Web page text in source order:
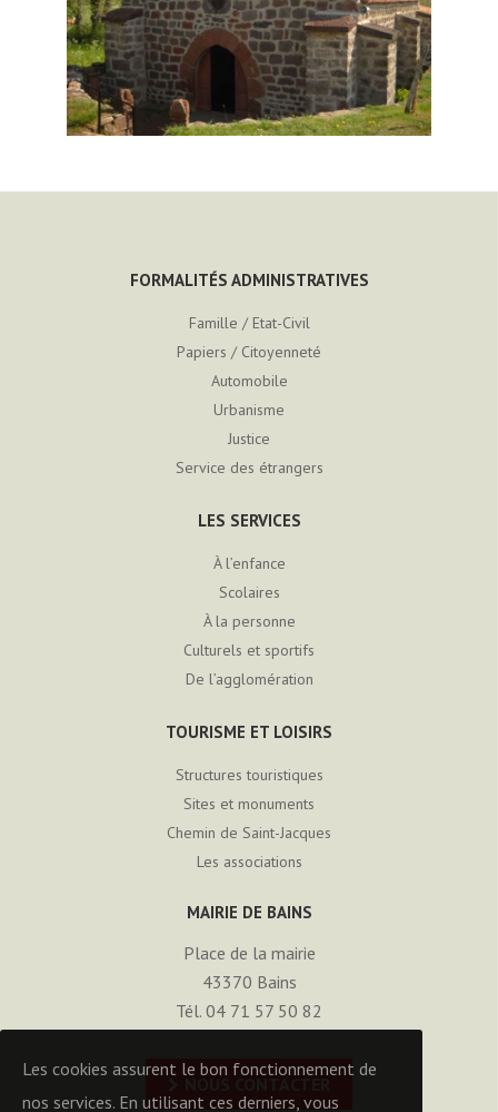
FORMALITÉS ADMINISTRATIVES
Famille / Etat-Civil
Papiers / Citoyenneté
Automobile
Urbanisme
Justice
Service des étrangers
LES SERVICES
À l’enfance
Scolaires
À la personne
Culturels et sportifs
De l’agglomération
TOURISME ET LOISIRS
Structures touristiques
Sites et monuments
Chemin de Saint-Jacques
Les associations
MAIRIE DE BAINS
Place de la mairie
43370 Bains
Tél. 04 71 57 50 82
Les cookies assurent le bon fonctionnement de
nos services. En utilisant ces derniers, vous